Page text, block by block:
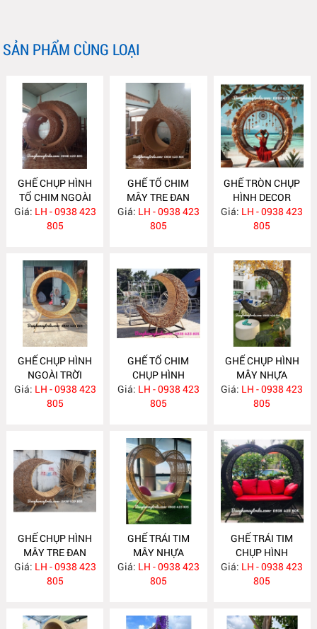
SẢN PHẨM CÙNG LOẠI
GHẾ CHỤP HÌNH
TỔ CHIM NGOÀI
TRỜI NH404
Giá: LH - 0938 423
805
GHẾ TỔ CHIM
MÂY TRE ĐAN
NH403
Giá: LH - 0938 423
805
GHẾ TRÒN CHỤP
HÌNH DECOR
NGOÀI TRỜI
NH402
Giá: LH - 0938 423
805
GHẾ CHỤP HÌNH
NGOÀI TRỜI
NH401
Giá: LH - 0938 423
805
GHẾ TỔ CHIM
CHỤP HÌNH
NGOÀI TRỜI
MA807
Giá: LH - 0938 423
805
GHẾ CHỤP HÌNH
MÂY NHỰA
DECOR NGOÀI
TRỜI MA741
Giá: LH - 0938 423
805
GHẾ CHỤP HÌNH
MÂY TRE ĐAN
MA710
Giá: LH - 0938 423
805
GHẾ TRÁI TIM
MÂY NHỰA
MA709
Giá: LH - 0938 423
805
GHẾ TRÁI TIM
CHỤP HÌNH
CHECK- IN NGOÀI
TRỜI MA708
Giá: LH - 0938 423
805